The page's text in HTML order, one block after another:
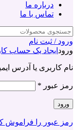
درباره ما
تماس با ما
ورود / ثبت نام
ورود ایجاد یک حساب
نام کاربری یا آدرس
رمز عبور *
ورود
رمز عبور را فراموش